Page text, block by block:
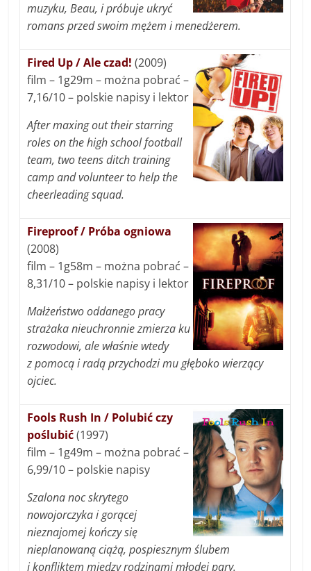
muzyku, Beau, i próbuje ukryć
romans przed swoim mężem i menedżerem.
Fired Up / Ale czad! (2009)
film – 1g29m – można pobrać –
7,16/10 – polskie napisy i lektor
After maxing out their starring
roles on the high school football
team, two teens ditch training
camp and volunteer to help the
cheerleading squad.
Fireproof / Próba ogniowa
(2008)
film – 1g58m – można pobrać –
8,31/10 – polskie napisy i lektor
Małżeństwo oddanego pracy
strażaka nieuchronnie zmierza ku
rozwodowi, ale właśnie wtedy
z pomocą i radą przychodzi mu głęboko wierzący
ojciec.
Fools Rush In / Polubić czy
poślubić(1997)
film – 1g49m – można pobrać –
6,99/10 – polskie napisy
Szalona noc skrytego
nowojorczyka i gorącej
nieznajomej kończy się
nieplanowaną ciążą, pospiesznym ślubem
i konfliktem między rodzinami młodej pary.